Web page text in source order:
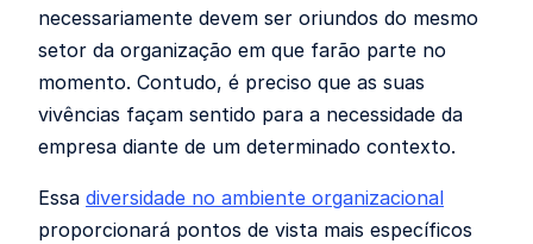
necessariamente devem ser oriundos do mesmo
setor da organização em que farão parte no
momento. Contudo, é preciso que as suas
vivências façam sentido para a necessidade da
empresa diante de um determinado contexto.
Essa diversidade no ambiente organizacional
proporcionará pontos de vista mais específicos